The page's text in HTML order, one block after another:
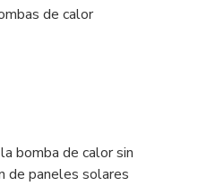
de calor
bomba de calor sin
de paneles solares